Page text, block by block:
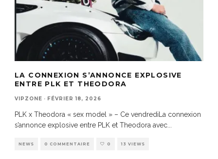
LA CONNEXION S’ANNONCE EXPLOSIVE
ENTRE PLK ET THEODORA
VIPZONE · FÉVRIER 18, 2026
PLK x Theodora « sex model » – Ce vendrediLa connexion
s’annonce explosive entre PLK et Theodora avec
NEWS 0 COMMENTAIRE 0 13 VIEWS